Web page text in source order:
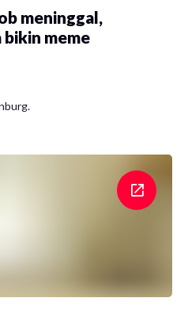
meninggal,
meme